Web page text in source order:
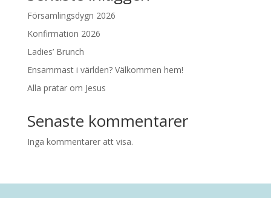
Församlingsdygn 2026
Konfirmation 2026
Ladies’ Brunch
Ensammast i världen? Välkommen hem!
Alla pratar om Jesus
Senaste kommentarer
Inga kommentarer att visa.